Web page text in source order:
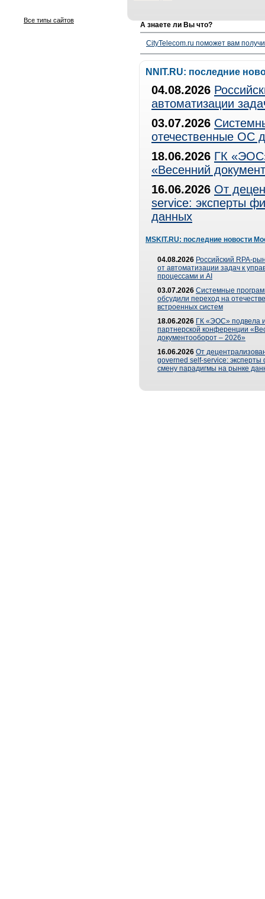
Все типы сайтов
А знаете ли Вы что?
CityTelecom.ru поможет вам
NNIT.RU: последние
04.08.2026
автоматизации
03.07.2026
отечественные ОС
18.06.2026 ГК
«Весенний
16.06.2026 От
service: эксперты
данных
MSKIT.RU: последние новости
04.08.2026 Российский RPA-
от автоматизации задач к
процессами и AI
03.07.2026 Системные
обсудили переход на
встроенных систем
18.06.2026 ГК «ЭОС» подвела
партнерской конференции
документооборот – 2026»
16.06.2026 От
governed self-service: эксперты
смену парадигмы на рынке